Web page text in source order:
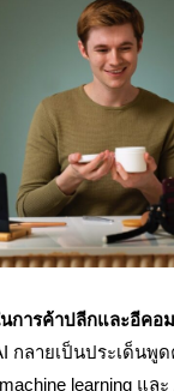
การค้าปลีกและอีคอ
กลายเป็นประเด็นพู
learning และ